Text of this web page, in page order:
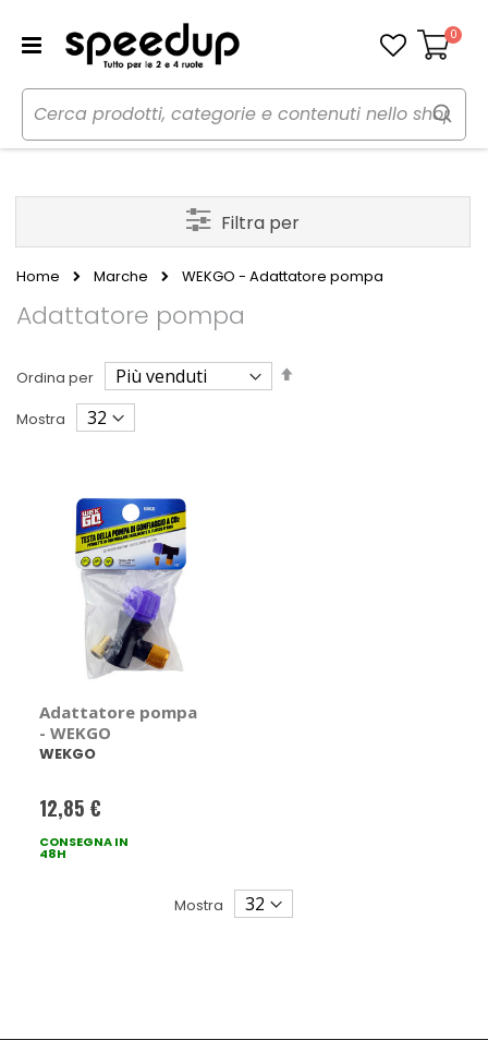
Carrello
0
Home Marche WEKGO - Adattatore pompa
Adattatore pompa
Ordina per
Imposta
Mostra
Adattatore pompa
- WEKGO
WEKGO
12,85 €
CONSEGNA IN
48H
Mostra
Filtra per